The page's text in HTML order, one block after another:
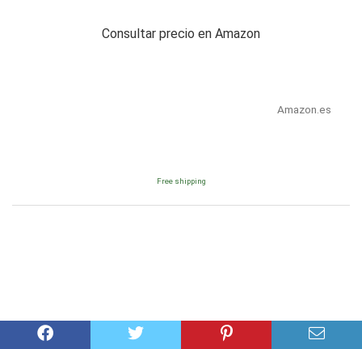
Consultar precio en Amazon
Amazon.es
Free shipping